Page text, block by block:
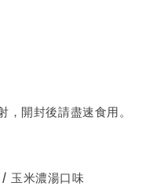
開封後請盡速食用。
玉米濃湯口味